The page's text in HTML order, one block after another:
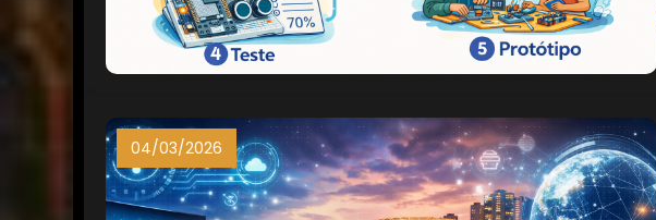
04/03/2026